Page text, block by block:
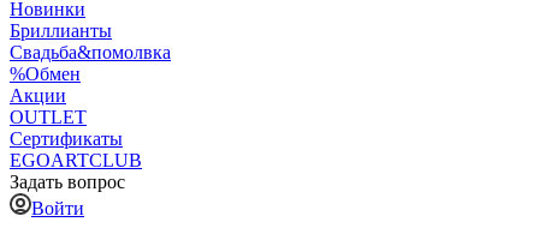
Новинки
Бриллианты
Свадьба&помолвка
%Обмен
Акции
OUTLET
Сертификаты
EGOARTCLUB
Задать вопрос
Войти